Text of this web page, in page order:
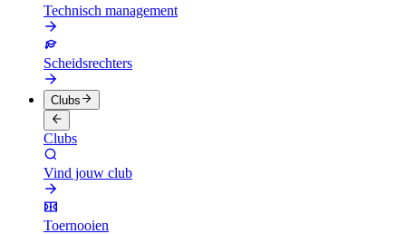
Technisch management
Scheidsrechters
Clubs
Clubs
Vind jouw club
Toernooien